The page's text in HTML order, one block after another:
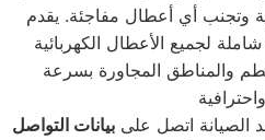
وتجنب أي أعطال مفاجئة. يقدم
لجميع الأعطال الكهربائية
والمناطق المجاورة بسرعة
الصيانة اتصل علىبيانات التواصل